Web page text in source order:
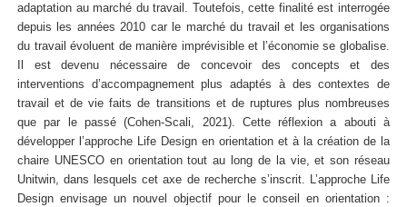
adaptation au marché du travail. Toutefois, cette finalité est interrogée
depuis les années 2010 car le marché du travail et les organisations
du travail évoluent de manière imprévisible et l’économie se globalise.
Il est devenu nécessaire de concevoir des concepts et des
interventions d’accompagnement plus adaptés à des contextes de
travail et de vie faits de transitions et de ruptures plus nombreuses
que par le passé (Cohen-Scali, 2021). Cette réflexion a abouti à
développer l’approche Life Design en orientation et à la création de la
chaire UNESCO en orientation tout au long de la vie, et son réseau
Unitwin, dans lesquels cet axe de recherche s’inscrit. L’approche Life
Design envisage un nouvel objectif pour le conseil en orientation :